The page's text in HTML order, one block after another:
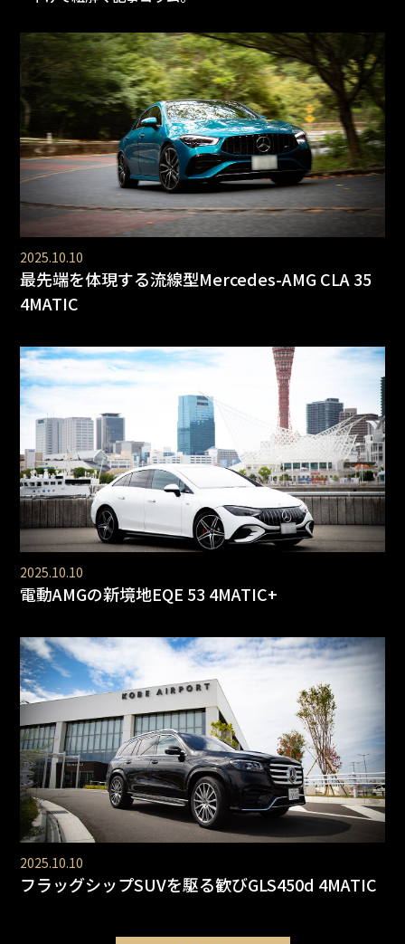
2025.10.10
最先端を体現する流線型Mercedes-AMG CLA 35
4MATIC
2025.10.10
電動AMGの新境地EQE 53 4MATIC+
2025.10.10
フラッグシップSUVを駆る歓びGLS450d 4MATIC